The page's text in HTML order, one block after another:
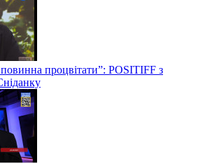
процвітати”: POSITIFF з